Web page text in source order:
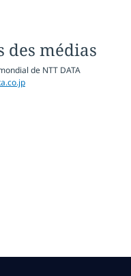
des médias
de NTT DATA